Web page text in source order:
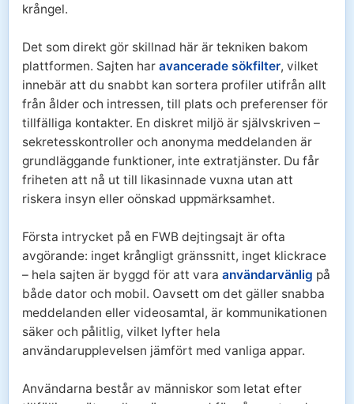
krångel.
Det som direkt gör skillnad här är tekniken bakom
plattformen. Sajten har avancerade sökfilter, vilket
innebär att du snabbt kan sortera profiler utifrån allt
från ålder och intressen, till plats och preferenser för
tillfälliga kontakter. En diskret miljö är självskriven –
sekretesskontroller och anonyma meddelanden är
grundläggande funktioner, inte extratjänster. Du får
friheten att nå ut till likasinnade vuxna utan att
riskera insyn eller oönskad uppmärksamhet.
Första intrycket på en FWB dejtingsajt är ofta
avgörande: inget krångligt gränssnitt, inget klickrace
– hela sajten är byggd för att vara användarvänlig på
både dator och mobil. Oavsett om det gäller snabba
meddelanden eller videosamtal, är kommunikationen
säker och pålitlig, vilket lyfter hela
användarupplevelsen jämfört med vanliga appar.
Användarna består av människor som letat efter